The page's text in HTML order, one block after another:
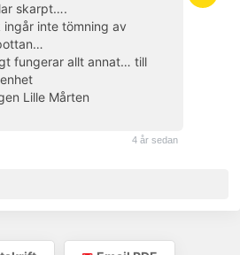
skarpt….
ingår inte tömning av
fungerar allt annat… till
Lille Mårten
4 år sedan